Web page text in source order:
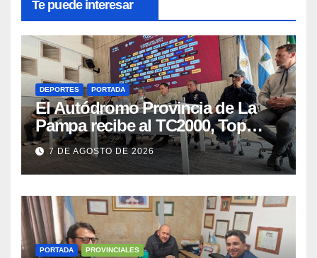
Te puede interesar
DEPORTES PORTADA
El Autódromo Provincia de La
Pampa recibe al TC2000, Top
Race y Fórmula Nacional este fin
de semana
7 DE AGOSTO DE 2026
PORTADA PROVINCIALES